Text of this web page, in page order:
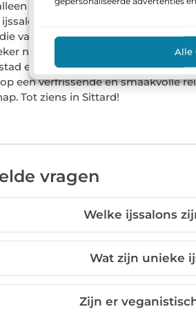
Alle
een prachtige stad om te
unieke smaken en warme
van ijs houdt. Of je nu een local
niet teleurstellen.Waarom wacht
een must-visit bestemming is
een verfrissende en smaakvolle
Tot ziens in Sittard!
vragen
Welke ijssalons
Wat zijn unieke
Zijn er